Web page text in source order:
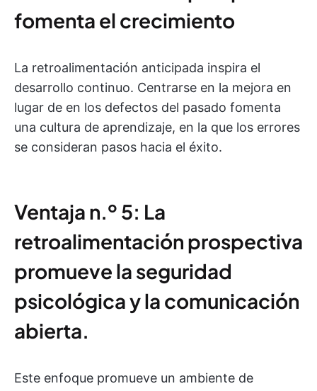
fomenta el crecimiento
La retroalimentación anticipada inspira el
desarrollo continuo. Centrarse en la mejora en
lugar de en los defectos del pasado fomenta
una cultura de aprendizaje, en la que los errores
se consideran pasos hacia el éxito.
Ventaja n.º 5: La
retroalimentación prospectiva
promueve la seguridad
psicológica y la comunicación
abierta.
Este enfoque promueve un ambiente de